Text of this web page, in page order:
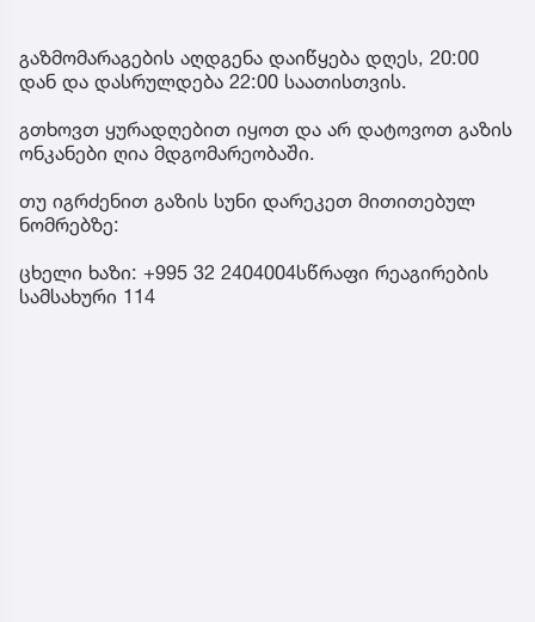
გაზმომარაგების აღდგენა დაიწყება დღეს, 20:00
დან და დასრულდება 22:00 საათისთვის.
გთხოვთ ყურადღებით იყოთ და არ დატოვოთ გაზის
ონკანები ღია მდგომარეობაში.
თუ იგრძენით გაზის სუნი დარეკეთ მითითებულ
ნომრებზე:
ცხელი ხაზი: +995 32 2404004სწრაფი რეაგირების
სამსახური 114